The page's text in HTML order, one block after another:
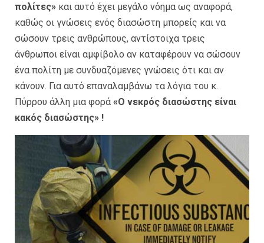
πολίτες» και αυτό έχει μεγάλο νόημα ως αναφορά,
καθώς οι γνώσεις ενός διασώστη μπορείς και να
σώσουν τρεις ανθρώπους, αντίστοιχα τρεις
άνθρωποι είναι αμφίβολο αν καταφέρουν να σώσουν
ένα πολίτη με συνδυαζόμενες γνώσεις ότι και αν
κάνουν. Για αυτό επαναλαμβάνω τα λόγια του κ.
Πύρρου άλλη μια φορά «Ο νεκρός διασώστης είναι
κακός διασώστης» !